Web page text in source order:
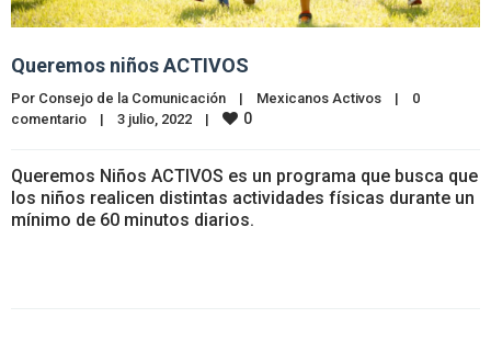
Queremos niños ACTIVOS
Por Consejo de la Comunicación | Mexicanos Activos |
0
comentario
| 3 julio, 2022 | 0
Queremos Niños ACTIVOS es un programa que busca que
los niños realicen distintas actividades físicas durante un
mínimo de 60 minutos diarios.